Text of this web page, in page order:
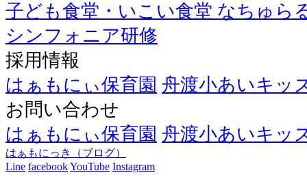
子ども食堂・いこい食堂 なちゅら
シンフォニア研修
採用情報
はぁもにぃ保育園 舟渡小あいキッ
お問い合わせ
はぁもにぃ保育園 舟渡小あいキッ
はぁもにっき（ブログ）
Line facebookYouTube Instagram